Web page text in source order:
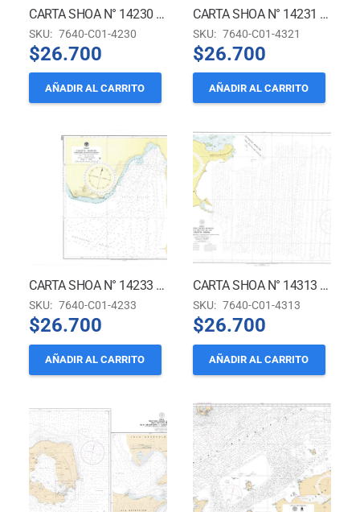
CARTA SHOA N° 14230 – ESTRECHO INGLÉS Y PASO LAUTARO- TERRITORIO ANTÁRTICO CHILENO
SKU: 7640-C01-4230
$26.700
AÑADIR AL CARRITO
CARTA SHOA N° 14231 (INT 9122) ISLA GREENWICH – BAHÍA CHILE, PUERTO SOBERANÍA, ENSENADAS ROJAS E IQUIQUE*
SKU: 7640-C01-4321
$26.700
AÑADIR AL CARRITO
CARTA SHOA N° 14233 – CALETA NAILON – TERRITORIO ANTÁRTICO CHILENO
SKU: 7640-C01-4233
$26.700
AÑADIR AL CARRITO
CARTA SHOA N° 14313 – TERRITORIO ANTÁRTICO CHILENO – ISLAS SHETLAND DEL SUR – CALETA SNOW
SKU: 7640-C01-4313
$26.700
AÑADIR AL CARRITO